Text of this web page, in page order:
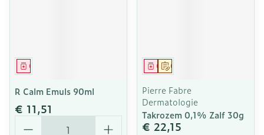
Geneesmiddel
R Calm Emuls 90ml
€ 11,51
Aantal
Op voorschrift
Geneesmiddel
Pierre Fabre
Dermatologie
Takrozem 0,1% Zalf 30g
€ 22,15